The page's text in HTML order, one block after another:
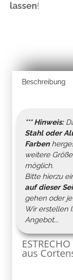
lassen!
Beschreibung
*** Hinweis:
Stahl oder
Farben
weitere
möglich.
Bitte hierzu
auf dieser
gehen oder
Wir erstellen
Angebot...
aus